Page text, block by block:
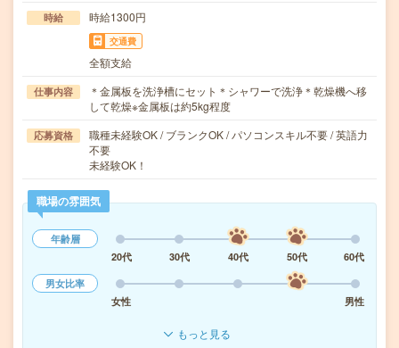
時給 時給1300円
交通費
全額支給
仕事内容
＊金属板を洗浄槽にセット＊シャワーで洗浄＊乾燥機へ移
して乾燥※金属板は約5kg程度
応募資格
職種未経験OK / ブランクOK / パソコンスキル不要 / 英語力
不要
未経験OK！
職場の雰囲気
年齢層
20代
30代 40代 50代
60代
男女比率
女性
男性
もっと見る